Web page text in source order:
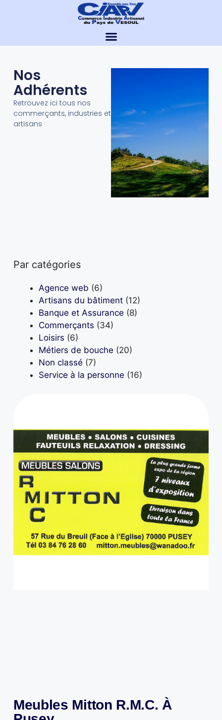
Nos
Adhérents
Retrouvez ici tous nos
commerçants, industries et
artisans
Par catégories
Agence web (6)
Artisans du bâtiment(12)
Banque et Assurance (8)
Commerçants (34)
Loisirs (6)
Métiers de bouche (20)
Non classé (7)
Service à la personne (16)
Meubles Mitton R.M.C. À